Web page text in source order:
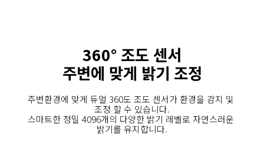
360° 조도 센서
주변에 맞게 밝기 조정
주변환경에 맞게 듀얼 360도 조도 센서가 환경을 감지 및
조정 할 수 있습니다.
스마트한 정밀 4096개의 다양한 밝기 레벨로 자연스러운
밝기를 유지합니다.